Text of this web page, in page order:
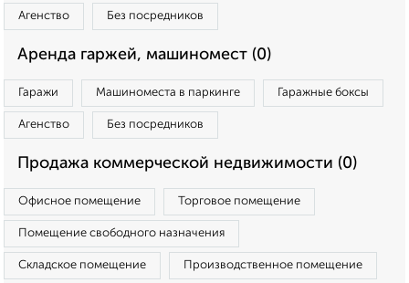
Агенство Без посредников
Аренда гаржей, машиномест (0)
Гаражи Машиноместа в паркинге Гаражные боксы
Агенство Без посредников
Продажа коммерческой недвижимости (0)
Офисное помещение Торговое помещение
Помещение свободного назначения
Складское помещение Производственное помещение